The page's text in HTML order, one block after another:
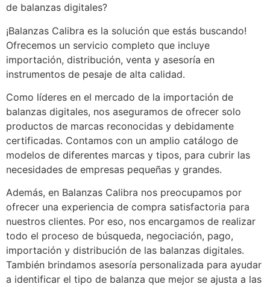
de balanzas digitales?
¡Balanzas Calibra es la solución que estás buscando!
Ofrecemos un servicio completo que incluye
importación, distribución, venta y asesoría en
instrumentos de pesaje de alta calidad.
Como líderes en el mercado de la importación de
balanzas digitales, nos aseguramos de ofrecer solo
productos de marcas reconocidas y debidamente
certificadas. Contamos con un amplio catálogo de
modelos de diferentes marcas y tipos, para cubrir las
necesidades de empresas pequeñas y grandes.
Además, en Balanzas Calibra nos preocupamos por
ofrecer una experiencia de compra satisfactoria para
nuestros clientes. Por eso, nos encargamos de realizar
todo el proceso de búsqueda, negociación, pago,
importación y distribución de las balanzas digitales.
También brindamos asesoría personalizada para ayudar
a identificar el tipo de balanza que mejor se ajusta a las